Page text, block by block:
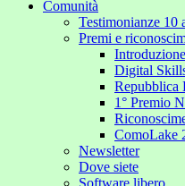
Comunità
Testimonianze 10
Premi e
Introduzione
Digital
Repubblica
1° Premio
ComoLake
Newsletter
Dove siete
Software libero